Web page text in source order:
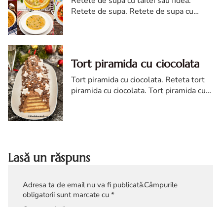
Retete de supa. Retete de supa cu
Tort piramida cu ciocolata
Tort piramida cu ciocolata. Reteta tort
piramida cu ciocolata. Tort piramida cu
Lasă un răspuns
Adresa ta de email nu va fi publicată.Câmpurile
obligatorii sunt marcate cu *